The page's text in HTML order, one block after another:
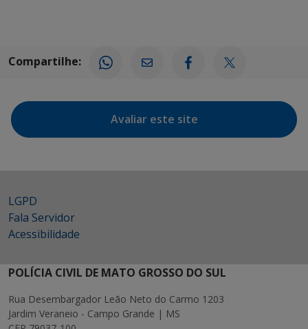
Compartilhe:
Avaliar este site
LGPD
Fala Servidor
Acessibilidade
POLÍCIA CIVIL DE MATO GROSSO DO SUL
Rua Desembargador Leão Neto do Carmo 1203
Jardim Veraneio - Campo Grande | MS